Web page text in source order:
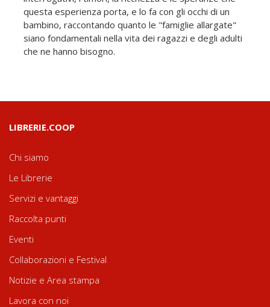
questa esperienza porta, e lo fa con gli occhi di un
bambino, raccontando quanto le "famiglie allargate"
siano fondamentali nella vita dei ragazzi e degli adulti
che ne hanno bisogno.
LIBRERIE.COOP
Chi siamo
Le Librerie
Servizi e vantaggi
Raccolta punti
Eventi
Collaborazioni e Festival
Notizie e Area stampa
Lavora con noi